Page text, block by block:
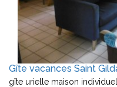
Gîte vacances Saint
gîte urielle maison